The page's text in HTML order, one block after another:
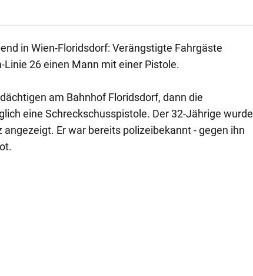
in Wien-Floridsdorf: Verängstigte Fahrgäste
Linie 26 einen Mann mit einer Pistole.
am Bahnhof Floridsdorf, dann die
eine Schreckschusspistole. Der 32-Jährige wurde
Er war bereits polizeibekannt - gegen ihn